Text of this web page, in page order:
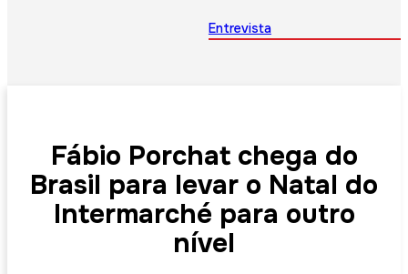
Entrevista
Fábio Porchat chega do
Brasil para levar o Natal do
Intermarché para outro
nível